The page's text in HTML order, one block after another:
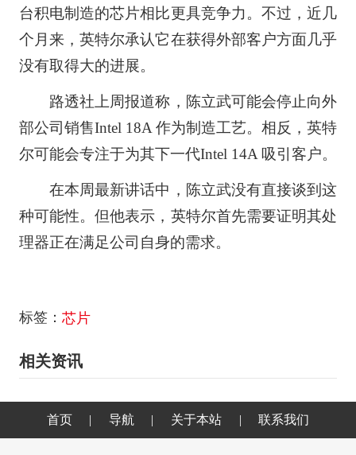
台积电制造的芯片相比更具竞争力。不过，近几
个月来，英特尔承认它在获得外部客户方面几乎
没有取得大的进展。
路透社上周报道称，陈立武可能会停止向外
部公司销售Intel 18A 作为制造工艺。相反，英特
尔可能会专注于为其下一代Intel 14A 吸引客户。
在本周最新讲话中，陈立武没有直接谈到这
种可能性。但他表示，英特尔首先需要证明其处
理器正在满足公司自身的需求。
标签： 芯片
相关资讯
首页 | 导航 | 关于本站 | 联系我们